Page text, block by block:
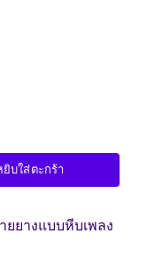
ยิบใส่ตะกร้า
ยางแบบหีบเพลง